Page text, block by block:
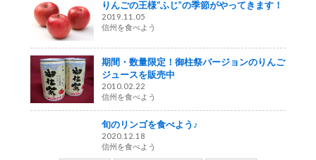
りんごの王様“ふじ”の季節がやってきます！
2019.11.05
信州を食べよう
期間・数量限定！御柱祭バージョンのりんご
ジュースを販売中
2010.02.22
信州を食べよう
旬のリンゴを食べよう♪
2020.12.18
信州を食べよう